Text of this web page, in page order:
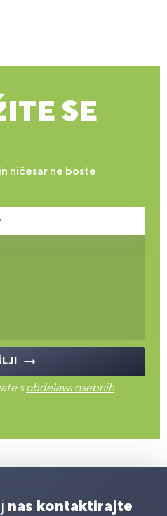
SE
ničesar ne boste
sobdelava osebnih
nas kontaktirajte